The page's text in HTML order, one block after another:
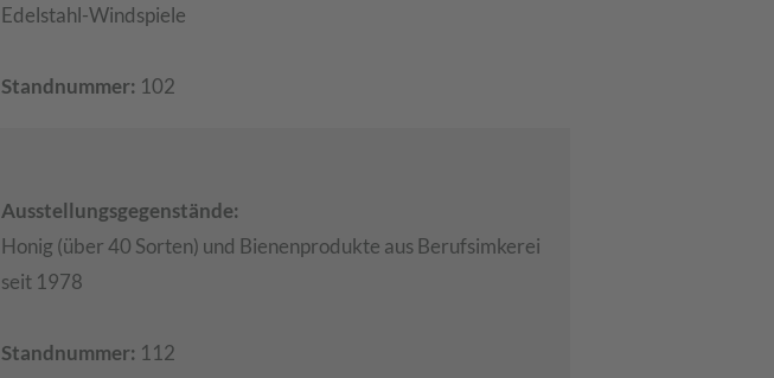
Edelstahl-Windspiele
Standnummer: 102
Ausstellungsgegenstände:
Honig (über 40 Sorten) und Bienenprodukte aus Berufsimkerei
seit 1978
Standnummer: 112